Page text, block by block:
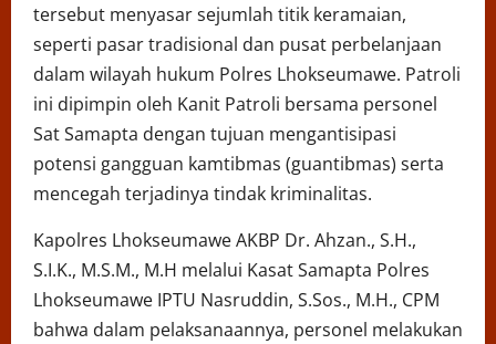
tersebut menyasar sejumlah titik keramaian,
seperti pasar tradisional dan pusat perbelanjaan
dalam wilayah hukum Polres Lhokseumawe. Patroli
ini dipimpin oleh Kanit Patroli bersama personel
Sat Samapta dengan tujuan mengantisipasi
potensi gangguan kamtibmas (guantibmas) serta
mencegah terjadinya tindak kriminalitas.
Kapolres Lhokseumawe AKBP Dr. Ahzan., S.H.,
S.I.K., M.S.M., M.H melalui Kasat Samapta Polres
Lhokseumawe IPTU Nasruddin, S.Sos., M.H., CPM
bahwa dalam pelaksanaannya, personel melakukan